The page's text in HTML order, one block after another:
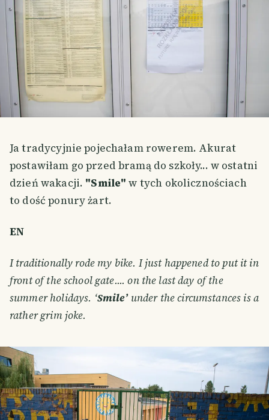
Ja tradycyjnie pojechałam rowerem. Akurat
postawiłam go przed bramą do szkoły... w ostatni
dzień wakacji. "Smile" w tych okolicznościach
to dość ponury żart.
EN
I traditionally rode my bike. I just happened to put it in
front of the school gate.... on the last day of the
summer holidays. ‘Smile’ under the circumstances is a
rather grim joke.